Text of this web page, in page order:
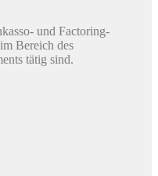
und Factoring-
Bereich des
tätig sind.